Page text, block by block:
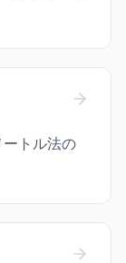
トル法の